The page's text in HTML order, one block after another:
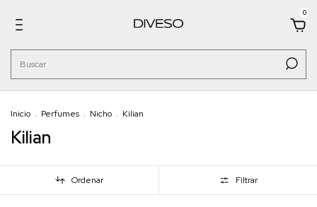
0
Inicio . Perfumes . Nicho . Kilian
Kilian
Ordenar Filtrar